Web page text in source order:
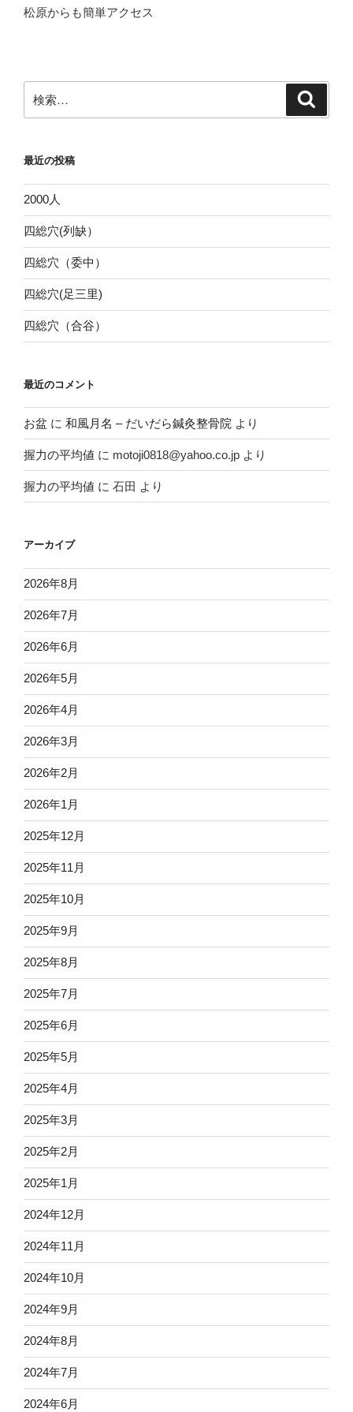
松原からも簡単アクセス
索:
最近の投稿
2000人
四総穴(列缺）
四総穴（委中）
四総穴(足三里)
四総穴（合谷）
最近のコメント
お盆 に 和風月名 – だいだら鍼灸整骨院 より
握力の平均値 に motoji0818@yahoo.co.jp より
握力の平均値 に 石田 より
アーカイブ
2026年8月
2026年7月
2026年6月
2026年5月
2026年4月
2026年3月
2026年2月
2026年1月
2025年12月
2025年11月
2025年10月
2025年9月
2025年8月
2025年7月
2025年6月
2025年5月
2025年4月
2025年3月
2025年2月
2025年1月
2024年12月
2024年11月
2024年10月
2024年9月
2024年8月
2024年7月
2024年6月